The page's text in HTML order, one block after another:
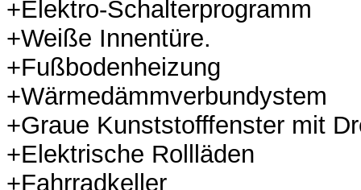
+Elektro-Schalterprogramm
+Weiße Innentüre.
+Fußbodenheizung
+Wärmedämmverbundystem
+Graue Kunststofffenster mit
+Elektrische Rollläden
+Fahrradkeller